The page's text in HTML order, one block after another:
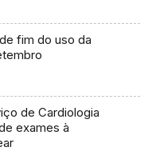
fim do uso da
de Cardiologia
exames à